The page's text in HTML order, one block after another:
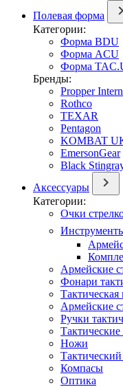
Полевая форма
Категории:
Форма BDU
Форма ACU
Форма
Бренды:
Propper
Rothco
TEXAR
Pentagon
KOMBAT
EmersonGear
Black
Аксессуары
Категории:
Очки
Армейские
Фонари
Армейские
Ручки
Ножи
Компасы
Оптика